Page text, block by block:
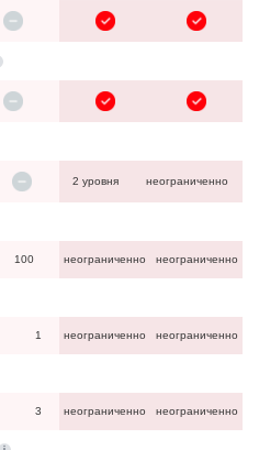
2 уровня неограниченно
100 неограниченно неограниченно
1 неограниченно неограниченно
3 неограниченно неограниченно